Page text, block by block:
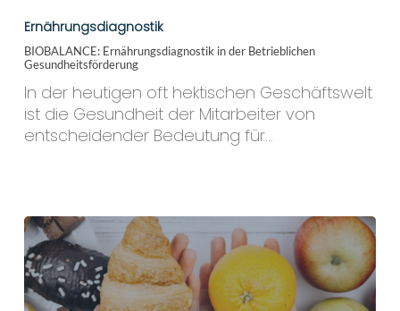
in
der
Gesundheitsförderung
Ernährungsdiagnostik
BIOBALANCE: Ernährungsdiagnostik in der Betrieblichen
Gesundheitsförderung
In der heutigen oft hektischen Geschäftswelt
ist die Gesundheit der Mitarbeiter von
entscheidender Bedeutung für…